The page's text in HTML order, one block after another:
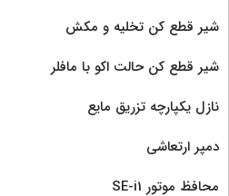
شیر قطع کن تخلیه و مکش
شیر قطع کن حالت اکو با مافلر
نازل یکپارچه تزریق مایع
دمپر ارتعاشی
محافظ موتور SE-i1